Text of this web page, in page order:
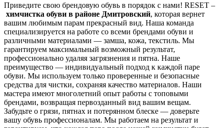
Приведите свою брендовую обувь в порядок с нами! RESET –
химчистка обуви в районе Дмитровский, которая вернет
вашим любимым парам прекрасный вид. Наша команда
специализируется на работе со всеми брендами обуви и
различными материалами — замша, кожа, текстиль. Мы
гарантируем максимальный возможный результат,
профессионально удаляя загрязнения и пятна. Наше
преимущество — индивидуальный подход к каждой паре
обуви. Мы используем только проверенные и безопасные
средства для чистки, сохраняя качество материалов. Наши
мастера имеют многолетний опыт работы с топовыми
брендами, возвращая первозданный вид вашим вещам.
Забудьте о грязи, пятнах и потерянном блеске — доверьте
вашу обувь профессионалам. Мы работаем на результат и